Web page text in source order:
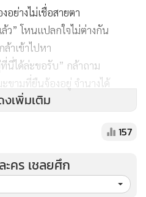
อย่างไม่เชื่อสายตา
ว” โหนแปลกใจไม่ต่างกัน
าเข้าไปหา
นี่ได้ล่ะขอรับ” กล้าถาม
ขามที่ยืนจ้องอยู่ จำนางได้
เจ้าด้วยใช่รึไหม”
ว่าจะขาดใจอยู่ข้างที่นอนท่าน
ของตัวเองที่ท่านขุนถือเป็น
เพิ่มเติม
157
คร เชลยศึก